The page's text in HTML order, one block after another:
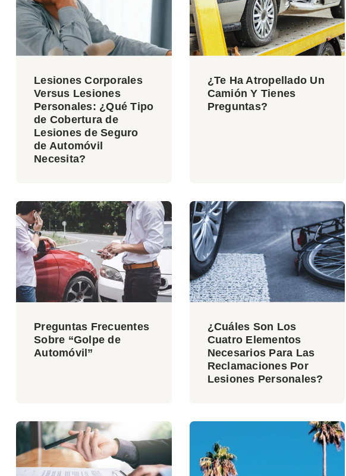
Lesiones Corporales
Versus Lesiones
Personales: ¿Qué Tipo
de Cobertura de
Lesiones de Seguro
de Automóvil
Necesita?
¿Te Ha Atropellado Un
Camión Y Tienes
Preguntas?
Preguntas Frecuentes
Sobre “Golpe de
Automóvil”
¿Cuáles Son Los
Cuatro Elementos
Necesarios Para Las
Reclamaciones Por
Lesiones Personales?